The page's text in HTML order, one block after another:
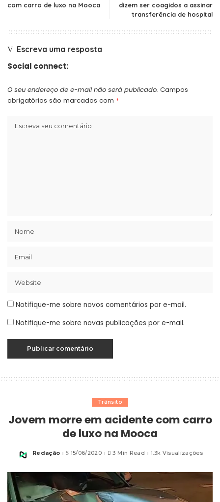
com carro de luxo na Mooca
dizem ser coagidos a assinar
transferência de hospital
Escreva uma resposta
Social connect:
O seu endereço de e-mail não será publicado. Campos
obrigatórios são marcados com *
Notifique-me sobre novos comentários por e-mail.
Notifique-me sobre novas publicações por e-mail.
Trânsito
Jovem morre em acidente com carro
de luxo na Mooca
Posted
Redação 15/06/2020 3 Min Read 1.3k Visualizações